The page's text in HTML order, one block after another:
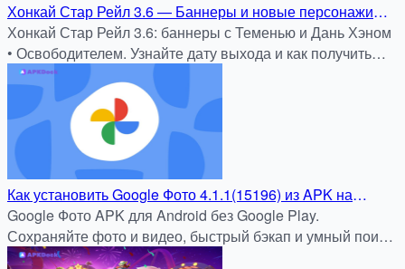
Хонкай Стар Рейл 3.6 — Баннеры и новые персонажи
раскрыты!
Хонкай Стар Рейл 3.6: баннеры с Теменью и Дань Хэном
• Освободителем. Узнайте дату выхода и как получить
бесплатного героя!
Как установить Google Фото 4.1.1(15196) из APK на
Android: Подробная инструкция для APKDock
Google Фото APK для Android без Google Play.
Сохраняйте фото и видео, быстрый бэкап и умный поиск.
Скачать безопасно на apkdock.com.